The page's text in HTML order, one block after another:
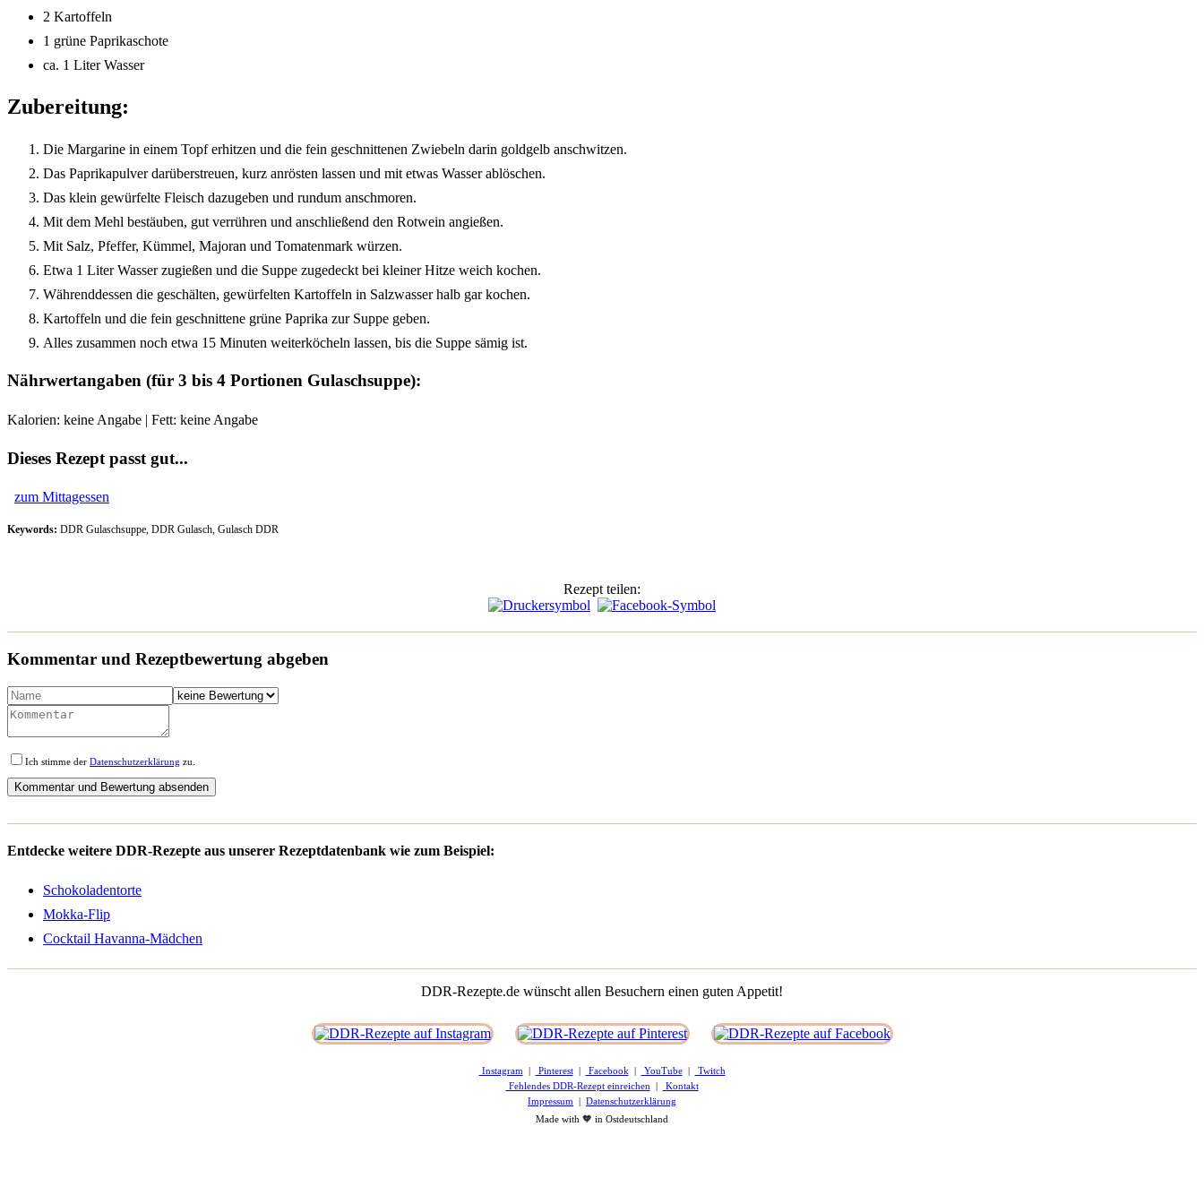
2 Kartoffeln
1 grüne Paprikaschote
ca. 1 Liter Wasser
Zubereitung:
Die Margarine in einem Topf erhitzen und die fein geschnittenen Zwiebeln darin goldgelb anschwitzen.
Das Paprikapulver darüberstreuen, kurz anrösten lassen und mit etwas Wasser ablöschen.
Das klein gewürfelte Fleisch dazugeben und rundum anschmoren.
Mit dem Mehl bestäuben, gut verrühren und anschließend den Rotwein angießen.
Mit Salz, Pfeffer, Kümmel, Majoran und Tomatenmark würzen.
Etwa 1 Liter Wasser zugießen und die Suppe zugedeckt bei kleiner Hitze weich kochen.
Währenddessen die geschälten, gewürfelten Kartoffeln in Salzwasser halb gar kochen.
Kartoffeln und die fein geschnittene grüne Paprika zur Suppe geben.
Alles zusammen noch etwa 15 Minuten weiterköcheln lassen, bis die Suppe sämig ist.
Nährwertangaben (für 3 bis 4 Portionen Gulaschsuppe):
Kalorien: keine Angabe | Fett: keine Angabe
Dieses Rezept passt gut...
zum Mittagessen
Keywords: DDR Gulaschsuppe, DDR Gulasch, Gulasch DDR
Rezept teilen:
Kommentar und Rezeptbewertung abgeben
Ich stimme der Datenschutzerklärung zu.
Entdecke weitere DDR-Rezepte aus unserer Rezeptdatenbank wie zum Beispiel:
Schokoladentorte
Mokka-Flip
Cocktail Havanna-Mädchen
DDR-Rezepte.de wünscht allen Besuchern einen guten Appetit!
Instagram Pinterest| Facebook YouTube|
Twitch
Fehlendes DDR-Rezept einreichen
Kontakt
Impressum
Datenschutzerklärung
Made with 🧡 in Ostdeutschland